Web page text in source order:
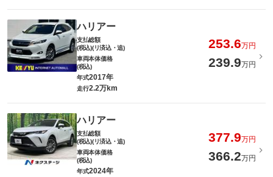
ハリアー
支払総額
(税込)(リ済込・追)
253.6万円
車両本体価格
(税込)
239.9万円
年式2017年
走行2.2万km
ハリアー
支払総額
(税込)(リ済込・追)
377.9万円
車両本体価格
(税込)
366.2万円
年式2024年